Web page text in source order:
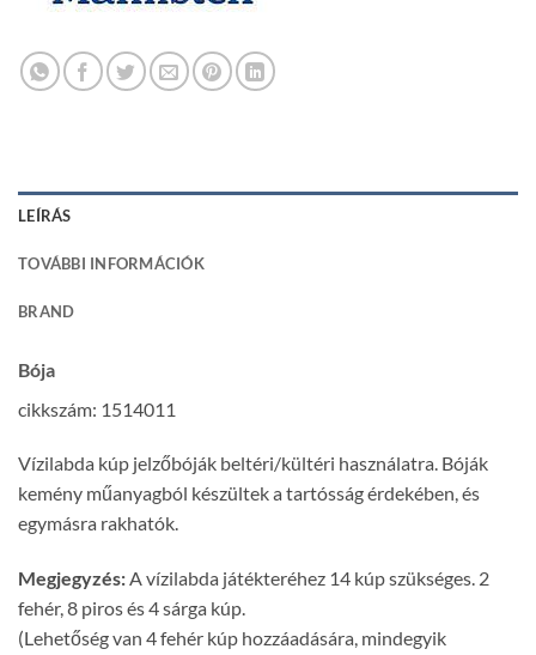
LEÍRÁS
TOVÁBBI INFORMÁCIÓK
BRAND
Bója
cikkszám: 1514011
Vízilabda kúp jelzőbóják beltéri/kültéri használatra. Bóják
kemény műanyagból készültek a tartósság érdekében, és
egymásra rakhatók.
Megjegyzés:A vízilabda játékteréhez 14 kúp szükséges. 2
fehér, 8 piros és 4 sárga kúp.
(Lehetőség van 4 fehér kúp hozzáadására, mindegyik